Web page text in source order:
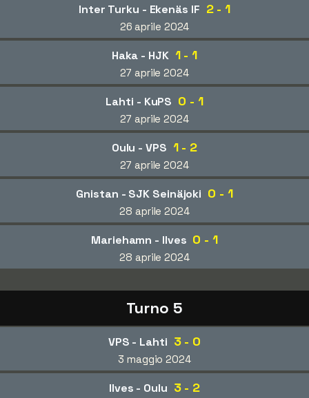
Inter Turku - Ekenäs IF 2 - 1
26 aprile 2024
Haka - HJK 1 - 1
27 aprile 2024
Lahti - KuPS 0 - 1
27 aprile 2024
Oulu - VPS 1 - 2
27 aprile 2024
Gnistan - SJK Seinäjoki 0 - 1
28 aprile 2024
Mariehamn - Ilves 0 - 1
28 aprile 2024
Turno 5
VPS - Lahti 3 - 0
3 maggio 2024
Ilves - Oulu 3 - 2